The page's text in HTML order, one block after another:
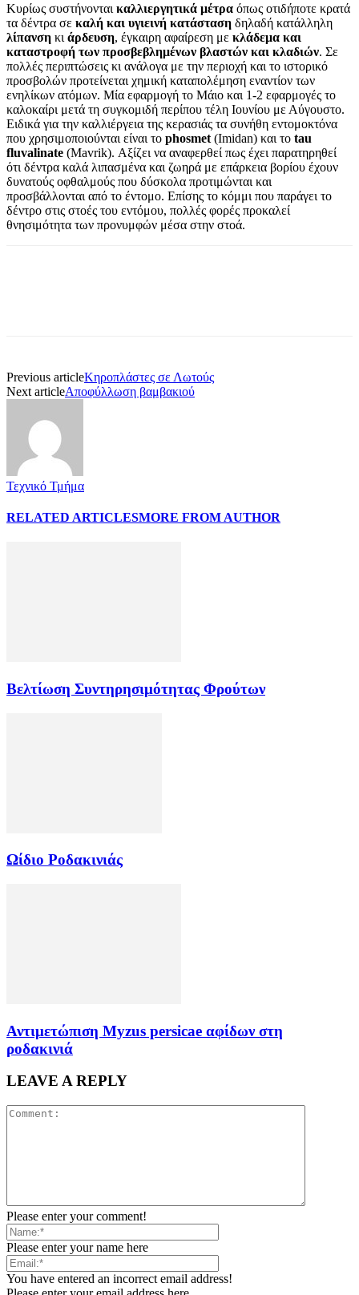
Κυρίως συστήνονται καλλιεργητικά μέτρα όπως οτιδήποτε κρατά
τα δέντρα σε καλή και υγιεινή κατάσταση δηλαδή κατάλληλη
λίπανση κι άρδευση, έγκαιρη αφαίρεση με κλάδεμα και
καταστροφή των προσβεβλημένων βλαστών και κλαδιών. Σε
πολλές περιπτώσεις κι ανάλογα με την περιοχή και το ιστορικό
προσβολών προτείνεται χημική καταπολέμηση εναντίον των
ενηλίκων ατόμων. Μία εφαρμογή το Μάιο και 1-2 εφαρμογές το
καλοκαίρι μετά τη συγκομιδή περίπου τέλη Ιουνίου με Αύγουστο.
Ειδικά για την καλλιέργεια της κερασιάς τα συνήθη εντομοκτόνα
που χρησιμοποιούνται είναι το phosmet (Imidan) και το tau
fluvalinate (Mavrik). Αξίζει να αναφερθεί πως έχει παρατηρηθεί
ότι δέντρα καλά λιπασμένα και ζωηρά με επάρκεια βορίου έχουν
δυνατούς οφθαλμούς που δύσκολα προτιμώνται και
προσβάλλονται από το έντομο. Επίσης το κόμμι που παράγει το
δέντρο στις στοές του εντόμου, πολλές φορές προκαλεί
θνησιμότητα των προνυμφών μέσα στην στοά.
Previous articleΚηροπλάστες σε Λωτούς
Next articleΑποφύλλωση βαμβακιού
Τεχνικό Τμήμα
RELATED ARTICLESMORE FROM AUTHOR
Βελτίωση Συντηρησιμότητας Φρούτων
Ωίδιο Ροδακινιάς
Αντιμετώπιση Myzus persicae αφίδων στη
ροδακινιά
LEAVE A REPLY
Please enter your comment!
Please enter your name here
You have entered an incorrect email address!